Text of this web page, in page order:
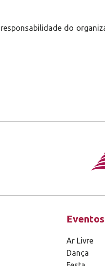
do
Eventos
Ar Livre
Dança